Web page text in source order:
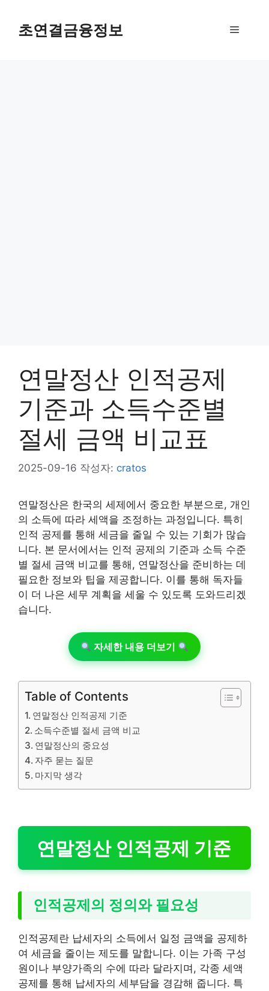
초연결금융정보 메
연말정산 인적공제
기준과 소득수준별
절세 금액 비교표
2025-09-16 작성자: cratos
연말정산은 한국의 세제에서 중요한 부분으로, 개인
의 소득에 따라 세액을 조정하는 과정입니다. 특히
인적 공제를 통해 세금을 줄일 수 있는 기회가 많습
니다. 본 문서에서는 인적 공제의 기준과 소득 수준
별 절세 금액 비교를 통해, 연말정산을 준비하는 데
필요한 정보와 팁을 제공합니다. 이를 통해 독자들
이 더 나은 세무 계획을 세울 수 있도록 도와드리겠
습니다.
자세한 내용 더보기
Table of Contents
연말정산 인적공제 기준
소득수준별 절세 금액 비교
연말정산의 중요성
자주 묻는 질문
마지막 생각
연말정산 인적공제 기준
인적공제의 정의와 필요성
인적공제란 납세자의 소득에서 일정 금액을 공제하
여 세금을 줄이는 제도를 말합니다. 이는 가족 구성
원이나 부양가족의 수에 따라 달라지며, 각종 세액
공제를 통해 납세자의 세부담을 경감해 줍니다. 특